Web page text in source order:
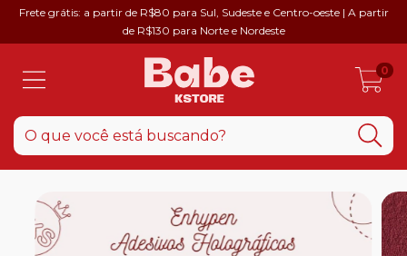
Frete grátis: a partir de R$80 para Sul, Sudeste e Centro-oeste | A partir
de R$130 para Norte e Nordeste
0